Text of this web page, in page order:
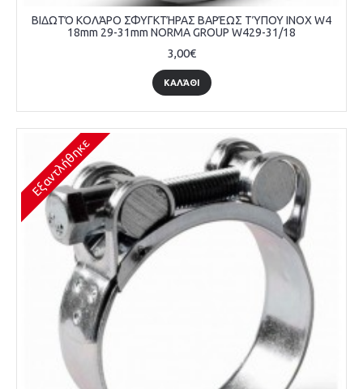
ΒΙΔΩΤΌ ΚΟΛΆΡΟ ΣΦΥΓΚΤΉΡΑΣ ΒΑΡΈΩΣ ΤΎΠΟΥ INOX W4
18mm 29-31mm NORMA GROUP W429-31/18
3,00€
ΚΑΛΆΘΙ
Εξαντλήθηκε